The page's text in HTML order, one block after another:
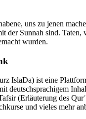
uns zu jenen
der Sunnah sind. Taten,
wurden.
IslaDa) ist eine
deutschsprachigem
(Erläuterung des
und vieles mehr